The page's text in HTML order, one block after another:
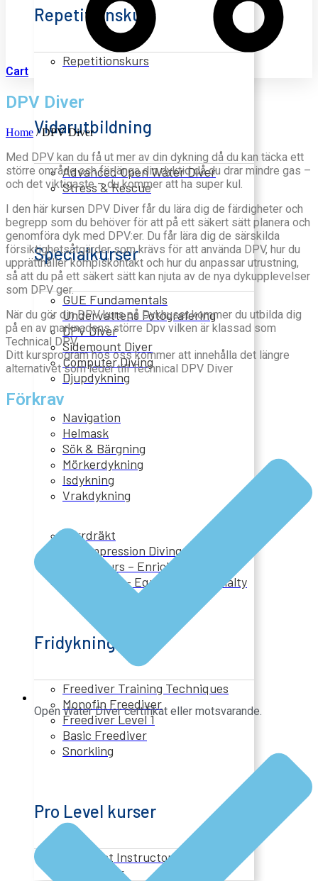
Repetitionskurs
Repetitionskurs
Vidarutbildning
Advanced Open Water Diver
Stress & Rescue
Specialkurser
GUE Fundamentals
Undervattens Fotografering
DPV Diver
Sidemount Diver
Computer Diving
Djupdykning
Navigation
Helmask
Sök & Bärgning
Mörkerdykning
Isdykning
Vrakdykning
Torrdräkt
Decompression Diving
Nitrox Kurs – Enriched Air Diver
Utrustning – Equipment Specialty
Fridykning
Freediver Training Techniques
Monofin Freediver
Freediver Level 1
Basic Freediver
Snorkling
Pro Level kurser
Assistant Instructor
Divemaster
Cart
DPV Diver
Home / DPV Diver
Med DPV kan du få ut mer av din dykning då du kan täcka ett
större område och förlänga din dyktid då du drar mindre gas –
och det viktigaste – du kommer att ha super kul.
I den här kursen DPV Diver får du lära dig de färdigheter och
begrepp som du behöver för att på ett säkert sätt planera och
genomföra dyk med DPV:er. Du får lära dig de särskilda
försiktighetsåtgärder som krävs för att använda DPV, hur du
upprätthåller kompiskontakt och hur du anpassar utrustning,
så att du på ett säkert sätt kan njuta av de nya dykupplevelser
som DPV ger.
När du gör din DPV kurs på Dykhuset kommer du utbilda dig
på en av marknadens större Dpv vilken är klassad som
Technical DPV.
Ditt kursprogram hos oss kommer att innehålla det längre
alternativet som leder till Technical DPV Diver
Förkrav
Open Water Diver certifikat eller motsvarande.